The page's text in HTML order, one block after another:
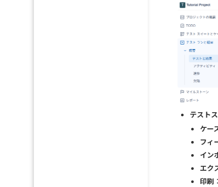
テスト
ケー
フィ
イン
エク
印刷